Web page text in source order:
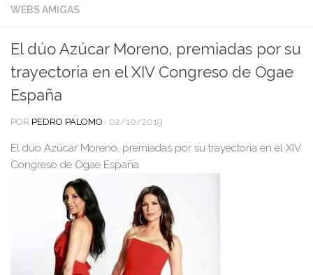
WEBS AMIGAS
El dúo Azúcar Moreno, premiadas por su
trayectoria en el XIV Congreso de Ogae
España
POR PEDRO PALOMO · 02/10/2019
El dúo Azúcar Moreno, premiadas por su trayectoria en el XIV
Congreso de Ogae España